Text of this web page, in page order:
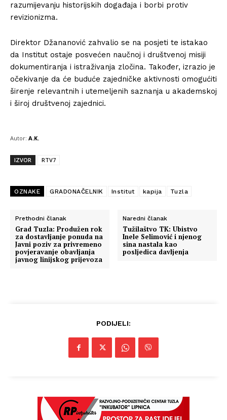
razumijevanju historijskih događaja i borbi protiv
revizionizma.
Direktor Džananović zahvalio se na posjeti te istakao
da Institut ostaje posvećen naučnoj i društvenoj misiji
dokumentiranja i istraživanja zločina. Također, izrazio je
očekivanje da će buduće zajedničke aktivnosti omogućiti
širenje relevantnih i utemeljenih saznanja u akademskoj
i široj društvenoj zajednici.
Autor: A.K.
IZVOR RTV7
OZNAKE GRADONAČELNIK Institut kapija Tuzla
Prethodni članak
Grad Tuzla: Produžen rok
za dostavljanje ponuda na
Javni poziv za privremeno
povjeravanje obavljanja
javnog linijskog prijevoza
Naredni članak
Tužilaštvo TK: Ubistvo
Inele Selimović i njenog
sina nastala kao
posljedica davljenja
PODIJELI: